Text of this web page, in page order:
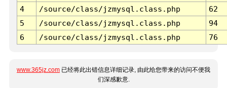
4
/source/class/jzmysql.class.php
62
5
/source/class/jzmysql.class.php
94
6
/source/class/jzmysql.class.php 76
www.365jz.com 已经将此出错信息详细记录, 由此给您带来的访问不便我
们深感歉意.